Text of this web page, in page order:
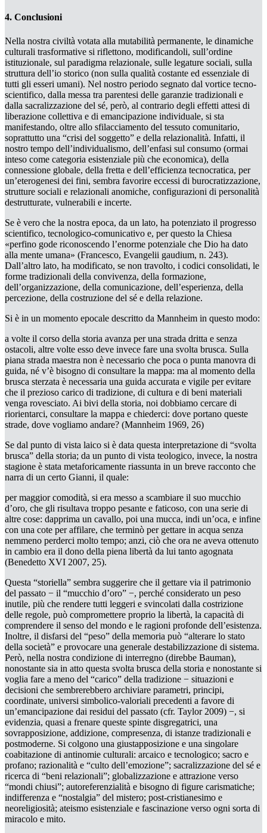
4. Conclusioni
Nella nostra civiltà votata alla mutabilità permanente, le dinamiche
culturali trasformative si riflettono, modificandoli, sull’ordine
istituzionale, sul paradigma relazionale, sulle legature sociali, sulla
struttura dell’io storico (non sulla qualità costante ed essenziale di
tutti gli esseri umani). Nel nostro periodo segnato dal vortice tecno-
scientifico, dalla messa tra parentesi delle garanzie tradizionali e
dalla sacralizzazione del sé, però, al contrario degli effetti attesi di
liberazione collettiva e di emancipazione individuale, si sta
manifestando, oltre allo sfilacciamento del tessuto comunitario,
soprattutto una “crisi del soggetto” e della relazionalità. Infatti, il
nostro tempo dell’individualismo, dell’enfasi sul consumo (ormai
inteso come categoria esistenziale più che economica), della
connessione globale, della fretta e dell’efficienza tecnocratica, per
un’eterogenesi dei fini, sembra favorire eccessi di burocratizzazione,
strutture sociali e relazionali anomiche, configurazioni di personalità
destrutturate, vulnerabili e incerte.
Se è vero che la nostra epoca, da un lato, ha potenziato il progresso
scientifico, tecnologico-comunicativo e, per questo la Chiesa
«perfino gode riconoscendo l’enorme potenziale che Dio ha dato
alla mente umana» (Francesco, Evangelii gaudium, n. 243).
Dall’altro lato, ha modificato, se non travolto, i codici consolidati, le
forme tradizionali della convivenza, della formazione,
dell’organizzazione, della comunicazione, dell’esperienza, della
percezione, della costruzione del sé e della relazione.
Si è in un momento epocale descritto da Mannheim in questo modo:
a volte il corso della storia avanza per una strada dritta e senza
ostacoli, altre volte esso deve invece fare una svolta brusca. Sulla
piana strada maestra non è necessario che poca o punta manovra di
guida, né v’è bisogno di consultare la mappa: ma al momento della
brusca sterzata è necessaria una guida accurata e vigile per evitare
che il prezioso carico di tradizione, di cultura e di beni materiali
venga rovesciato. Ai bivi della storia, noi dobbiamo cercare di
riorientarci, consultare la mappa e chiederci: dove portano queste
strade, dove vogliamo andare? (Mannheim 1969, 26)
Se dal punto di vista laico si è data questa interpretazione di “svolta
brusca” della storia; da un punto di vista teologico, invece, la nostra
stagione è stata metaforicamente riassunta in un breve racconto che
narra di un certo Gianni, il quale:
per maggior comodità, si era messo a scambiare il suo mucchio
d’oro, che gli risultava troppo pesante e faticoso, con una serie di
altre cose: dapprima un cavallo, poi una mucca, indi un’oca, e infine
con una cote per affilare, che terminò per gettare in acqua senza
nemmeno perderci molto tempo; anzi, ciò che ora ne aveva ottenuto
in cambio era il dono della piena libertà da lui tanto agognata
(Benedetto XVI 2007, 25).
Questa “storiella” sembra suggerire che il gettare via il patrimonio
del passato − il “mucchio d’oro” −, perché considerato un peso
inutile, più che rendere tutti leggeri e svincolati dalla costrizione
delle regole, può compromettere proprio la libertà, la capacità di
comprendere il senso del mondo e le ragioni profonde dell’esistenza.
Inoltre, il disfarsi del “peso” della memoria può “alterare lo stato
della società” e provocare una generale destabilizzazione di sistema.
Però, nella nostra condizione di interregno (direbbe Bauman),
nonostante sia in atto questa svolta brusca della storia e nonostante si
voglia fare a meno del “carico” della tradizione − situazioni e
decisioni che sembrerebbero archiviare parametri, principi,
coordinate, universi simbolico-valoriali precedenti a favore di
un’emancipazione dai residui del passato (cfr. Taylor 2009) −, si
evidenzia, quasi a frenare queste spinte disgregatrici, una
sovrapposizione, addizione, compresenza, di istanze tradizionali e
postmoderne. Si colgono una giustapposizione e una singolare
coabitazione di antinomie culturali: arcaico e tecnologico; sacro e
profano; razionalità e “culto dell’emozione”; sacralizzazione del sé e
ricerca di “beni relazionali”; globalizzazione e attrazione verso
“mondi chiusi”; autoreferenzialità e bisogno di figure carismatiche;
indifferenza e “nostalgia” del mistero; post-cristianesimo e
neoreligiosità; ateismo esistenziale e fascinazione verso ogni sorta di
miracolo e mito.